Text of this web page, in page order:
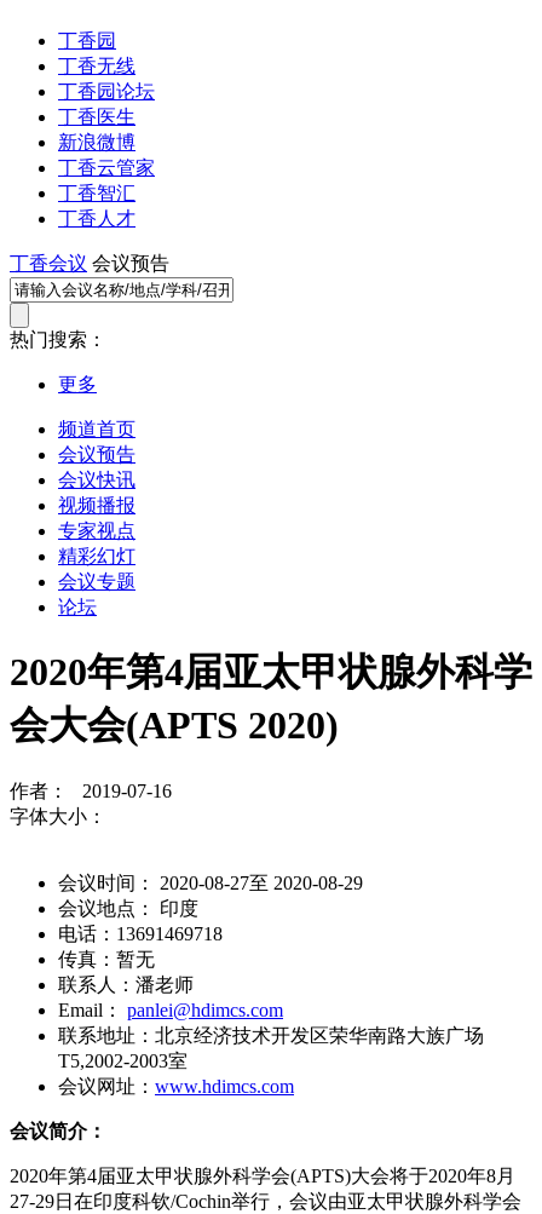
丁香园
丁香无线
丁香园论坛
丁香医生
新浪微博
丁香云管家
丁香智汇
丁香人才
丁香会议 会议预告
热门搜索：
更多
频道首页
会议预告
会议快讯
视频播报
专家视点
精彩幻灯
会议专题
论坛
2020年第4届亚太甲状腺外科学
会大会(APTS 2020)
作者： 2019-07-16
字体大小：
会议时间： 2020-08-27至 2020-08-29
会议地点： 印度
电话：13691469718
传真：暂无
联系人：潘老师
Email： panlei@hdimcs.com
联系地址：北京经济技术开发区荣华南路大族广场
T5,2002-2003室
会议网址： www.hdimcs.com
会议简介：
2020年第4届亚太甲状腺外科学会(APTS)大会将于2020年8月
27-29日在印度科钦/Cochin举行，会议由亚太甲状腺外科学会